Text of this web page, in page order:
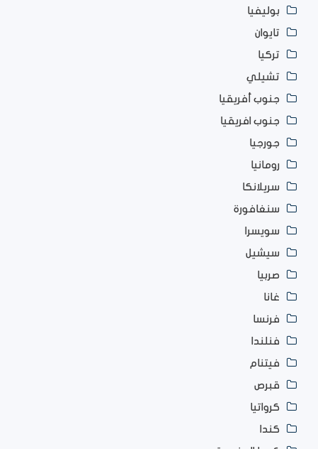
بوليفيا
تايوان
تركيا
تشيلي
جنوب أفريقيا
جنوب افريقيا
جورجيا
رومانيا
سريلانكا
سنغافورة
سويسرا
سيشيل
صربيا
غانا
فرنسا
فنلندا
فيتنام
قبرص
كرواتيا
كندا